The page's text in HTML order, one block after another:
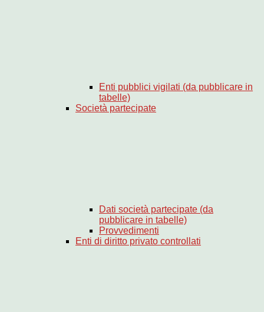
Enti pubblici vigilati (da pubblicare in
tabelle)
Società partecipate
Dati società partecipate (da
pubblicare in tabelle)
Provvedimenti
Enti di diritto privato controllati